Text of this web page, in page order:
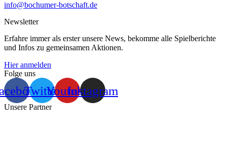
info@bochumer-botschaft.de
Newsletter
Erfahre immer als erster unsere News, bekomme alle Spielberichte
und Infos zu gemeinsamen Aktionen.
Hier anmelden
Folge uns
TwitterYoutubeInstagram
Unsere Partner